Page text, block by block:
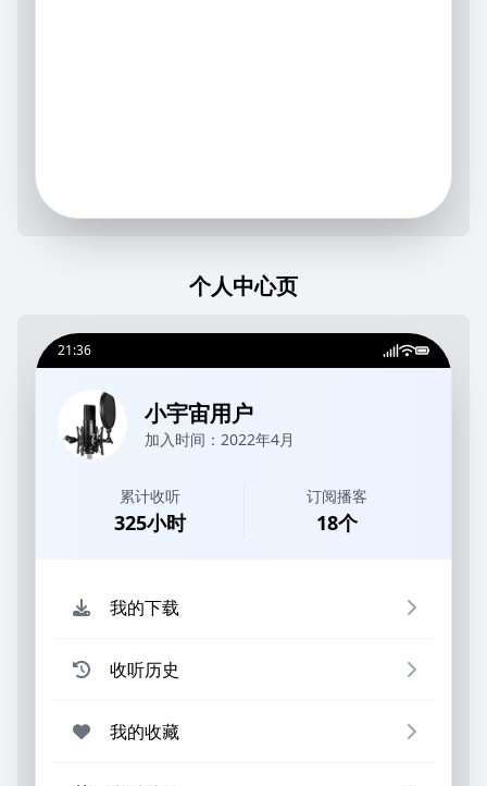
个人中心页
21:36
小宇宙用户
加入时间： 2022年4月
累计收听
325小时
订阅播客
18个
我的下载
收听历史
我的收藏